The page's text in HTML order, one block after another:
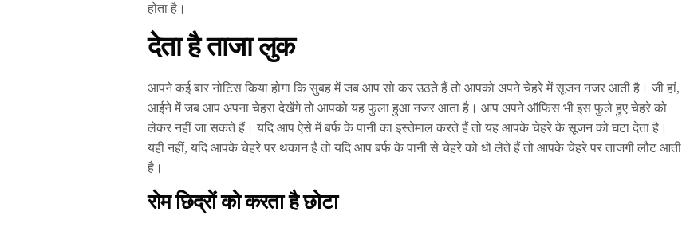
होता है।
देता है ताजा लुक
आपने कई बार नोटिस किया होगा कि सुबह में जब आप सो कर उठते हैं तो आपको अपने चेहरे में सूजन नजर आती है। जी हां,
आईने में जब आप अपना चेहरा देखेंगे तो आपको यह फुला हुआ नजर आता है। आप अपने ऑफिस भी इस फुले हुए चेहरे को
लेकर नहीं जा सकते हैं। यदि आप ऐसे में बर्फ के पानी का इस्तेमाल करते हैं तो यह आपके चेहरे के सूजन को घटा देता है।
यही नहीं, यदि आपके चेहरे पर थकान है तो यदि आप बर्फ के पानी से चेहरे को धो लेते हैं तो आपके चेहरे पर ताजगी लौट आती
है।
रोम छिद्रों को करता है छोटा